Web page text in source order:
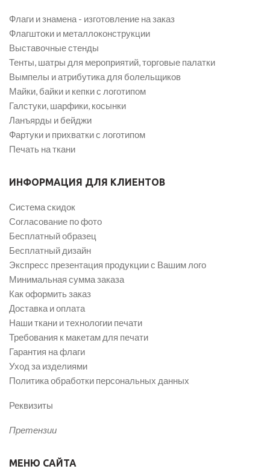
Флаги и знамена - изготовление на заказ
Флагштоки и металлоконструкции
Выставочные стенды
Тенты, шатры для мероприятий, торговые палатки
Вымпелы и атрибутика для болельщиков
Майки, байки и кепки с логотипом
Галстуки, шарфики, косынки
Ланъярды и бейджи
Фартуки и прихватки с логотипом
Печать на ткани
ИНФОРМАЦИЯ ДЛЯ КЛИЕНТОВ
Система скидок
Согласование по фото
Бесплатный образец
Бесплатный дизайн
Экспресс презентация продукции с Вашим лого
Минимальная сумма заказа
Как оформить заказ
Доставка и оплата
Наши ткани и технологии печати
Требования к макетам для печати
Гарантия на флаги
Уход за изделиями
Политика обработки персональных данных
Реквизиты
Претензии
МЕНЮ САЙТА